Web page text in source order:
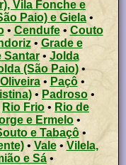
Vila Fonche e
Paio) e Giela•
• Cendufe• Couto
• Grade e
Santar• Jolda
(São Paio)•
Oliveira• Paçô•
• Padroso •
Rio Frio • Rio de
e Ermelo •
e Tabaçô•
• Vale• Vilela,
e Sá •